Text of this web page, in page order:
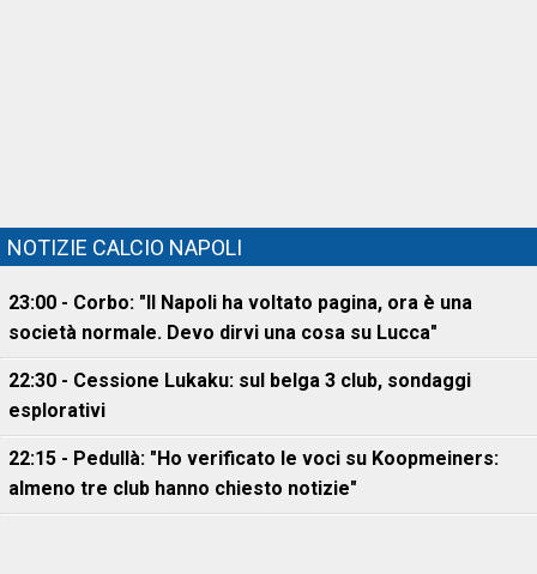
NOTIZIE CALCIO NAPOLI
23:00 - Corbo: "Il Napoli ha voltato pagina, ora è una
società normale. Devo dirvi una cosa su Lucca"
22:30 - Cessione Lukaku: sul belga 3 club, sondaggi
esplorativi
22:15 - Pedullà: "Ho verificato le voci su Koopmeiners:
almeno tre club hanno chiesto notizie"